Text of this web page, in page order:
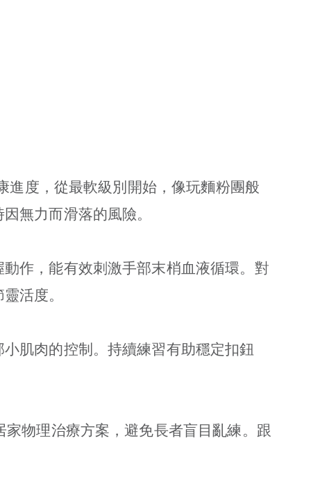
進度，從最軟級別開始，像玩麵粉團般
無力而滑落的風險。
作，能有效刺激手部末梢血液循環。對
活度。
肌肉的控制。持續練習有助穩定扣鈕
物理治療方案，避免長者盲目亂練。跟